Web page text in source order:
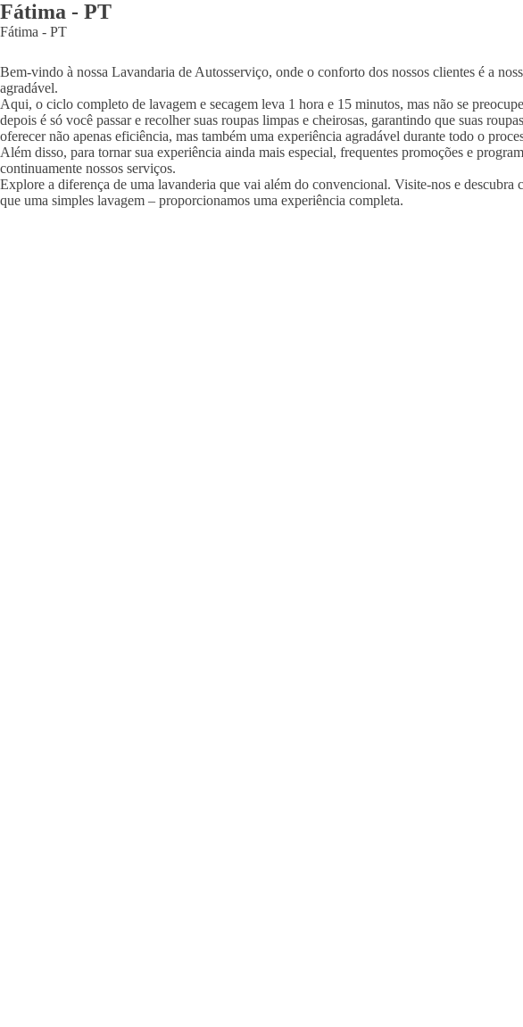
Fátima - PT
Fátima - PT
Bem-vindo à nossa Lavandaria de Autosserviço, onde o conforto dos nossos clientes é a
agradável.
Aqui, o ciclo completo de lavagem e secagem leva 1 hora e 15 minutos, mas não se
depois é só você passar e recolher suas roupas limpas e cheirosas, garantindo que suas
oferecer não apenas eficiência, mas também uma experiência agradável durante todo o
Além disso, para tornar sua experiência ainda mais especial, frequentes promoções e
continuamente nossos serviços.
Explore a diferença de uma lavanderia que vai além do convencional. Visite-nos e
que uma simples lavagem – proporcionamos uma experiência completa.